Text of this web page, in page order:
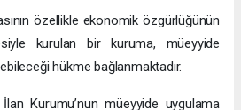
özellikle ekonomik özgürlüğünün
kurulan bir kuruma, müeyyide
hükme bağlanmaktadır.
İlan Kurumu’nun müeyyide uygulama